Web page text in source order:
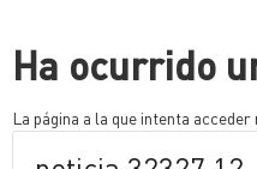
Ha ocurrido
La página a la que intenta